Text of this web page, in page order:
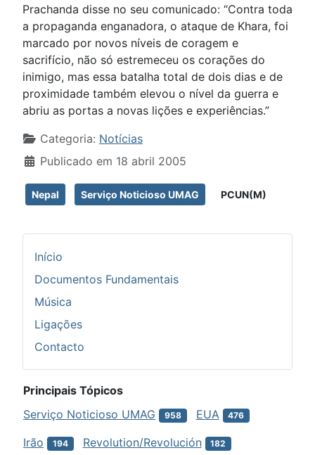
Prachanda disse no seu comunicado: “Contra toda
a propaganda enganadora, o ataque de Khara, foi
marcado por novos níveis de coragem e
sacrifício, não só estremeceu os corações do
inimigo, mas essa batalha total de dois dias e de
proximidade também elevou o nível da guerra e
abriu as portas a novas lições e experiências.”
Detalhes
Categoria: Notícias
Publicado em 18 abril 2005
Nepal Serviço Noticioso UMAG PCUN(M)
Início
Documentos Fundamentais
Música
Ligações
Contacto
Principais Tópicos
Serviço Noticioso UMAG
958 EUA 476
Irão 194 Revolution/Revolución 182